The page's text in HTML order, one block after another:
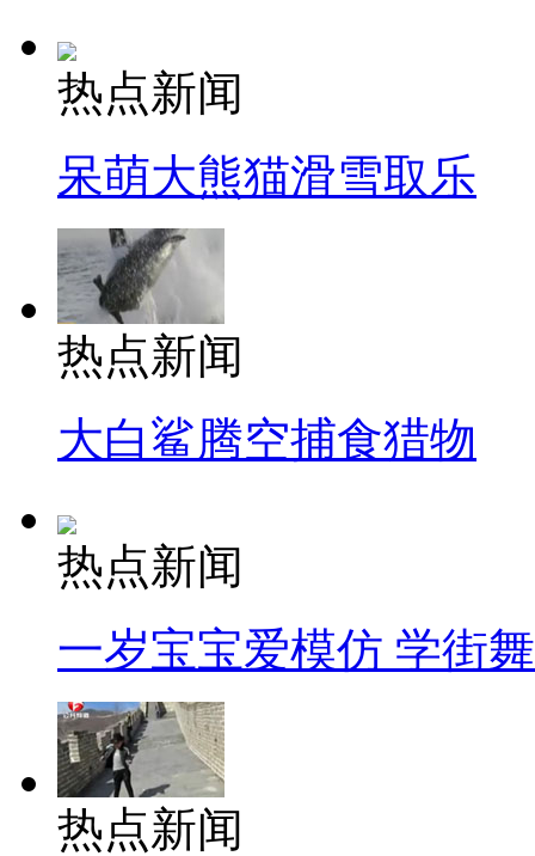
热点新闻
呆萌大熊猫滑雪取乐
热点新闻
大白鲨腾空捕食猎物
热点新闻
一岁宝宝爱模仿 学街
热点新闻